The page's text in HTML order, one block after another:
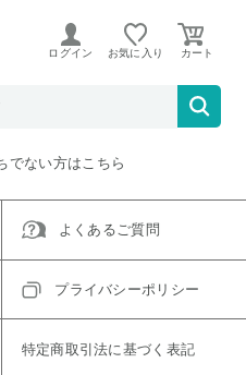
。
ログイン お気に入り
、またはただいま取り扱い
でない方はこちら
よくあるご質問
プライバシーポリシー
特定商取引法に基づく表記